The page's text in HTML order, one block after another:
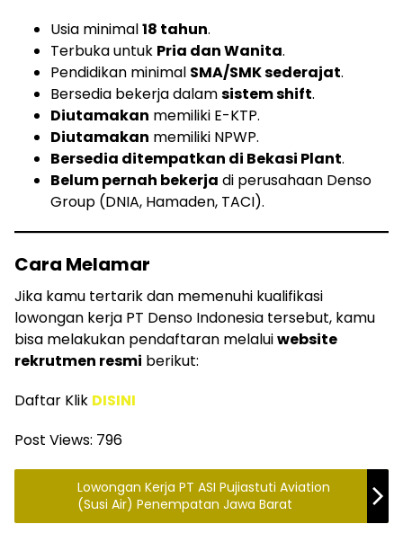
Usia minimal18 tahun.
Terbuka untuk Pria dan Wanita.
Pendidikan minimal SMA/SMK sederajat.
Bersedia bekerja dalamsistem shift.
Diutamakan memiliki E-KTP.
Diutamakan memiliki NPWP.
Bersedia ditempatkan di Bekasi Plant.
Belum pernah bekerja di perusahaan Denso
Group (DNIA, Hamaden, TACI).
Cara Melamar
Jika kamu tertarik dan memenuhi kualifikasi
lowongan kerja PT Denso Indonesia tersebut, kamu
bisa melakukan pendaftaran melaluiwebsite
rekrutmen resmi berikut:
Daftar Klik DISINI
Post Views: 796
Lowongan Kerja PT ASI Pujiastuti Aviation
(Susi Air) Penempatan Jawa Barat